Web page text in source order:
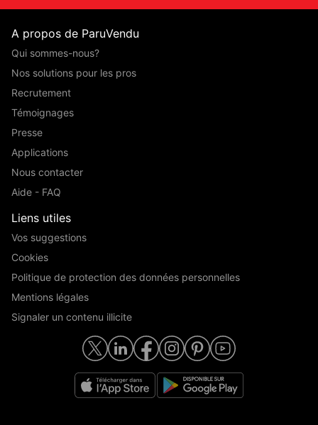
A propos de ParuVendu
Qui sommes-nous?
Nos solutions pour les pros
Recrutement
Témoignages
Presse
Applications
Nous contacter
Aide - FAQ
Liens utiles
Vos suggestions
Cookies
Politique de protection des données personnelles
Mentions légales
Signaler un contenu illicite